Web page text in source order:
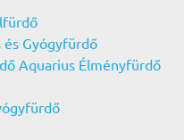
és Gyógyfürdő
Aquarius Élményfürdő